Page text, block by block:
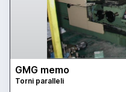
GMG memo
Torni paralleli